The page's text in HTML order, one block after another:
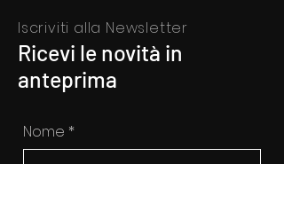
Iscriviti alla Newsletter
Ricevi le novità in
anteprima
Nome *